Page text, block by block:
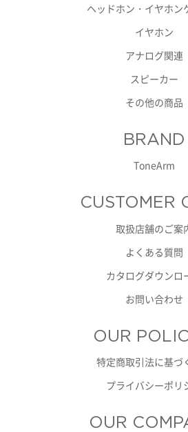
ヘッドホン・イヤホン
イヤホン
アナログ関連
スピーカー
その他の商品
BRAND
ToneArm
CUSTOMER
取扱店舗のご案
よくある質問
カタログダウンロ
お問い合わせ
OUR
特定商取引法に基づ
プライバシーポリ
OUR